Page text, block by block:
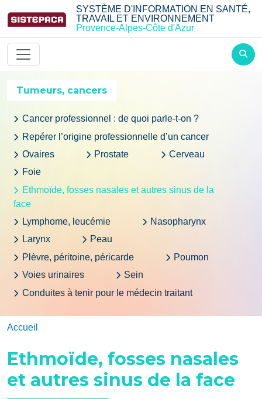
Aller au contenu principalSYSTÈME D'INFORMATION EN SANTÉ,
TRAVAIL ET ENVIRONNEMENT
Provence-Alpes-Côte d'Azur
Tumeurs, cancers
Cancer professionnel : de quoi parle-t-on ?
Repérer l’origine professionnelle d’un cancer
Ovaires
Prostate
Cerveau
Foie
Ethmoïde, fosses nasales et autres sinus de la
face
Lymphome, leucémie
Nasopharynx
Larynx
Peau
Plèvre, péritoine, péricarde
Poumon
Voies urinaires
Sein
Conduites à tenir pour le médecin traitant
Accueil
Ethmoïde, fosses nasales
et autres sinus de la face